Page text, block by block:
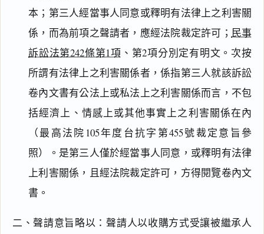
本；第三人經當事人同意或釋明有法律上之利害關
係，而為前項之聲請者，應經法院裁定許可； 民事
訴訟法第242條第1項 、第2項分別定有明文。次按
所謂有法律上之利害關係者，係指第三人就該訴訟
卷內文書有公法上或私法上之利害關係而言，不包
括經濟上、情感上或其他事實上之利害關係在內
（最高法院105年度台抗字第455號裁定意旨參
照）。是第三人僅於經當事人同意，或釋明有法律
上利害關係，且經法院裁定許可，方得閱覽卷內文
書。
二、聲請意旨略以：聲請人以收購方式受讓被繼承人